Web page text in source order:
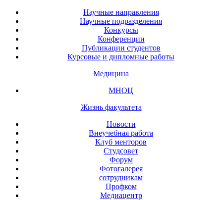
Научные направления
Научные подразделения
Конкурсы
Конференции
Публикации студентов
Курсовые и дипломные работы
Медицина
МНОЦ
Жизнь факультета
Новости
Внеучебная работа
Клуб менторов
Студсовет
Форум
Фотогалерея
сотрудникам
Профком
Медиацентр